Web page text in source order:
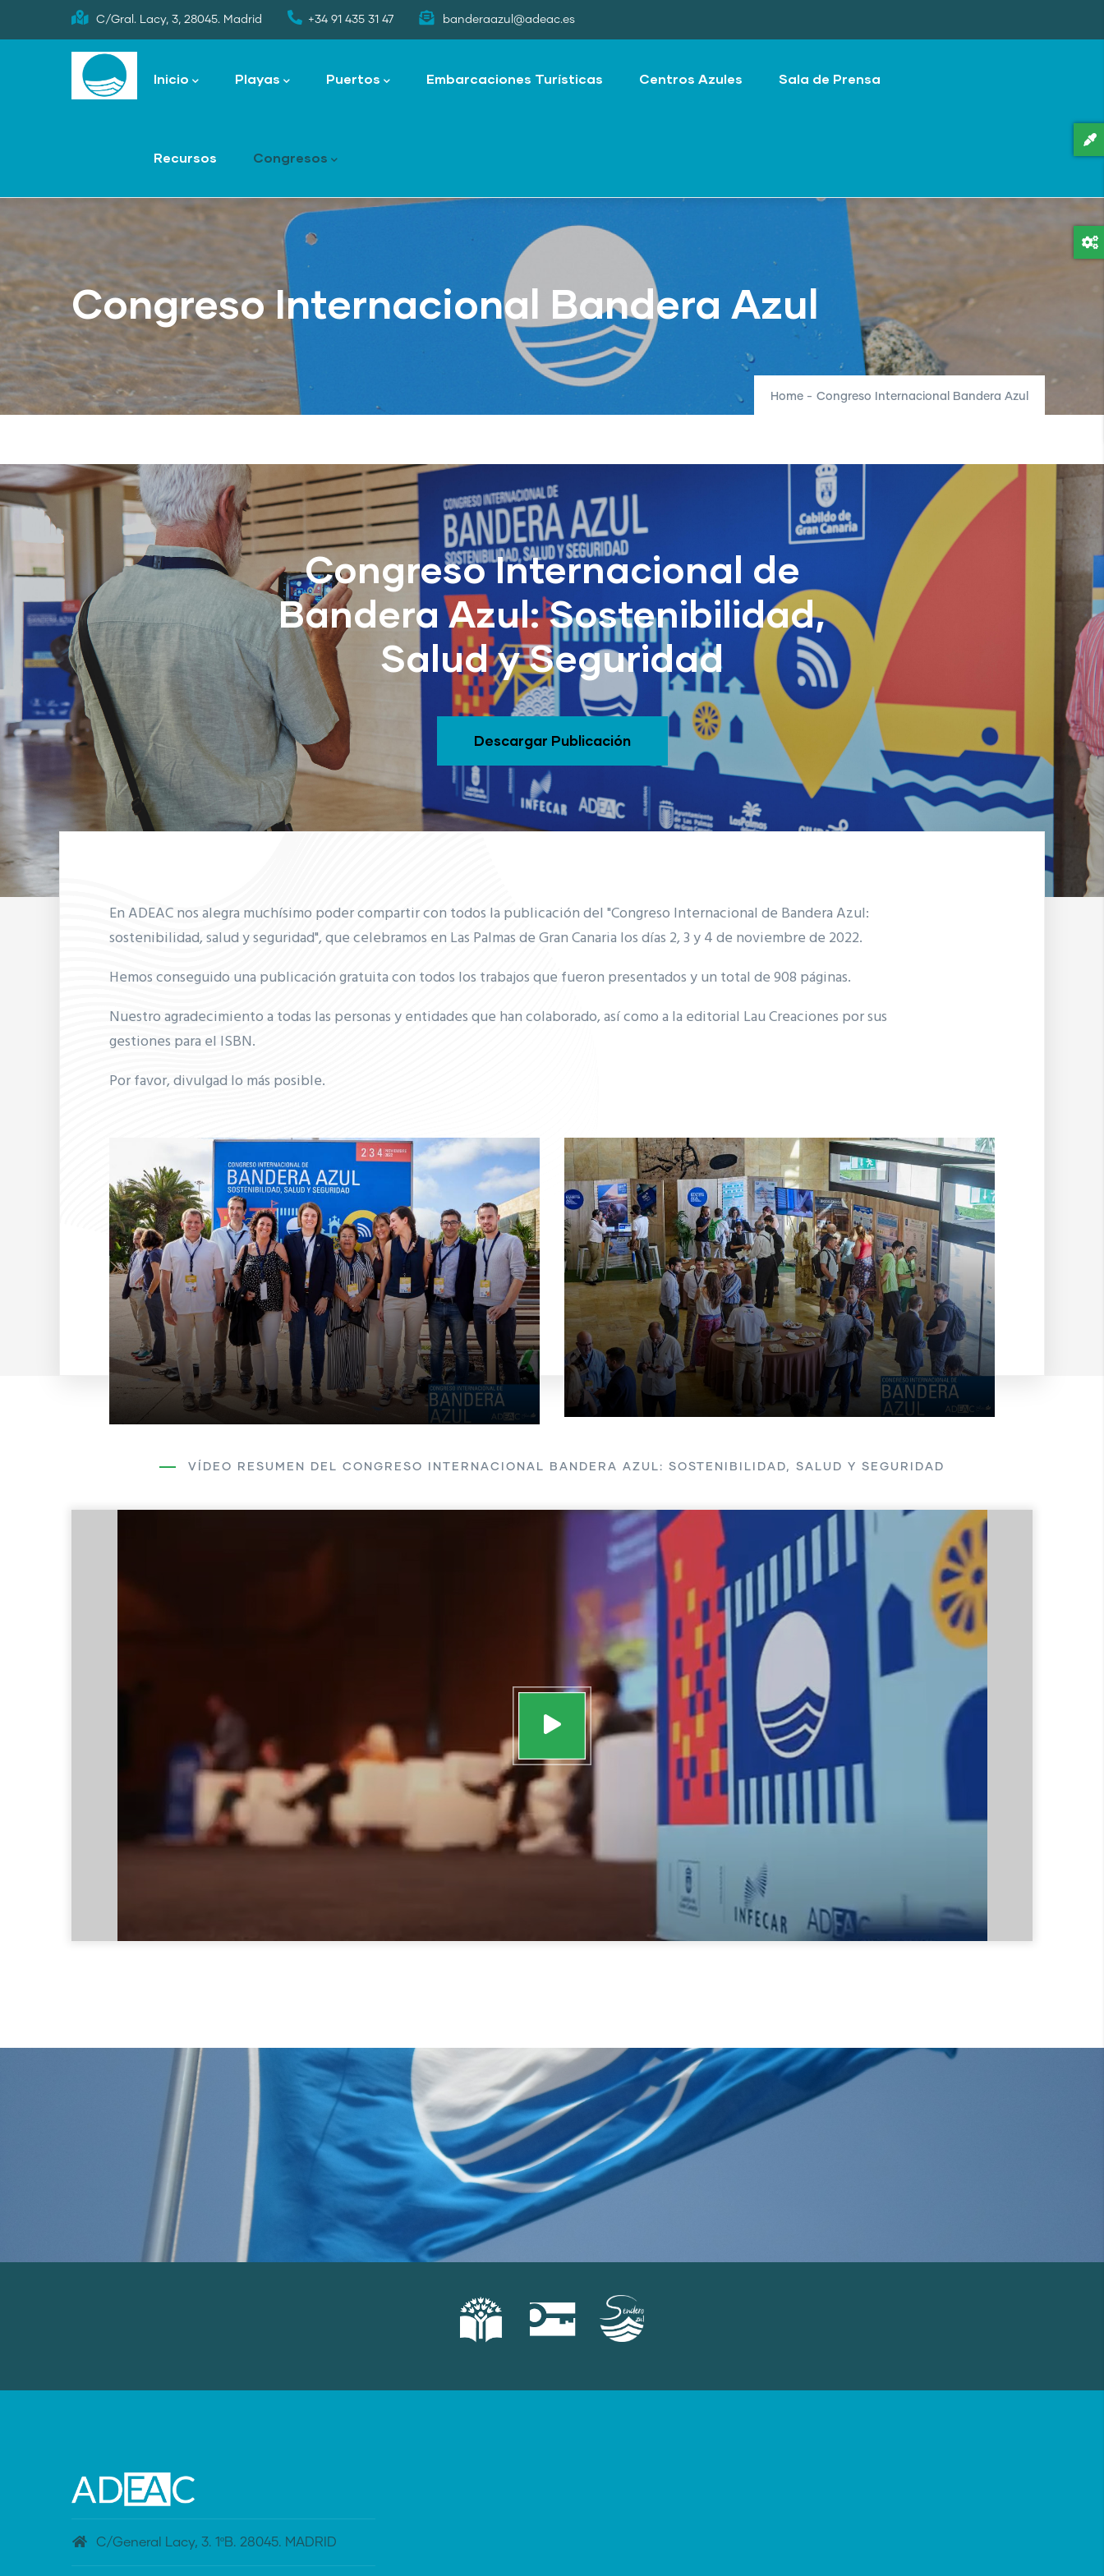
to
C/Gral. Lacy, 3, 28045. Madrid +34 91 435 31 47 banderaazul@adeac.es
navigation
Inicio Playas Puertos Embarcaciones Turísticas Centros Azules Sala de Prensa
Recursos Congresos
Congreso Internacional Bandera Azul
Home - Congreso Internacional Bandera Azul
Congreso Internacional de
Bandera Azul: Sostenibilidad,
Salud y Seguridad
Descargar Publicación
En ADEAC nos alegra muchísimo poder compartir con todos la publicación del "Congreso Internacional de Bandera Azul:
sostenibilidad, salud y seguridad", que celebramos en Las Palmas de Gran Canaria los días 2, 3 y 4 de noviembre de 2022.
Hemos conseguido una publicación gratuita con todos los trabajos que fueron presentados y un total de 908 páginas.
Nuestro agradecimiento a todas las personas y entidades que han colaborado, así como a la editorial Lau Creaciones por sus
gestiones para el ISBN.
Por favor, divulgad lo más posible.
VÍDEO RESUMEN DEL CONGRESO INTERNACIONAL BANDERA AZUL: SOSTENIBILIDAD, SALUD Y SEGURIDAD
C/General Lacy, 3. 1ºB. 28045. MADRID